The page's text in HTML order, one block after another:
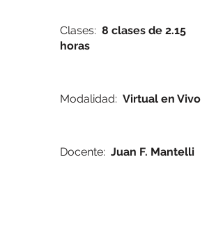
Clases: 8 clases de 2.15
horas
Modalidad: Virtual en Vivo
Docente: Juan F. Mantelli